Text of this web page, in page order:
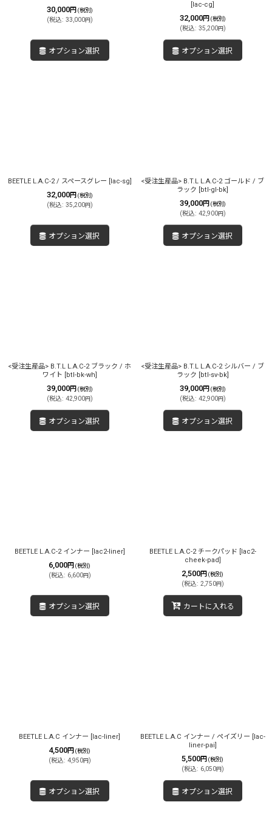
30,000円 (税別)
(税込: 33,000円)
オプション選択
[lac-cg]
32,000円 (税別)
(税込: 35,200円)
オプション選択
BEETLE L.A.C-2 / スペースグレー [lac-sg]
32,000円 (税別)
(税込: 35,200円)
オプション選択
<受注生産品> B.T.L L.A.C-2 ゴールド / ブ
ラック [btl-gl-bk]
39,000円 (税別)
(税込: 42,900円)
オプション選択
<受注生産品> B.T.L L.A.C-2 ブラック / ホ
ワイト [btl-bk-wh]
39,000円 (税別)
(税込: 42,900円)
オプション選択
<受注生産品> B.T.L L.A.C-2 シルバー / ブ
ラック [btl-sv-bk]
39,000円 (税別)
(税込: 42,900円)
オプション選択
BEETLE L.A.C-2 インナー [lac2-liner]
6,000円 (税別)
(税込: 6,600円)
オプション選択
BEETLE L.A.C-2 チークパッド [lac2-
cheek-pad]
2,500円 (税別)
(税込: 2,750円)
カートに入れる
BEETLE L.A.C インナー [lac-liner]
4,500円 (税別)
(税込: 4,950円)
オプション選択
BEETLE L.A.C インナー / ペイズリー [lac-
liner-pai]
5,500円 (税別)
(税込: 6,050円)
オプション選択